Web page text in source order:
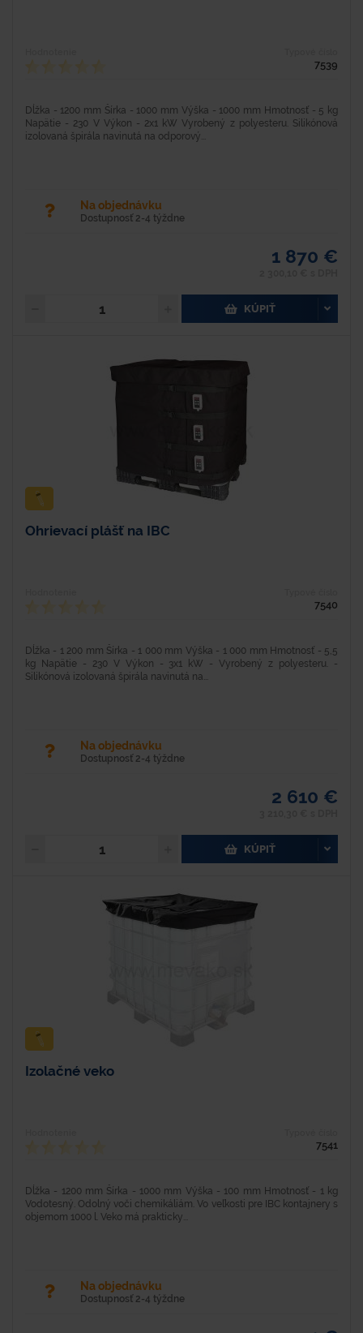
7539
Dĺžka - 1200 mm Šírka - 1000 mm Výška - 1000 mm Hmotnosť - 5 kg
Napätie - 230 V Výkon - 2x1 kW Vyrobený z polyesteru. Silikónová
izolovaná špirála navinutá na odporový...
Na objednávku
Dostupnosť 2-4 týždne
1 870 €
KÚPIŤ
Ohrievací plášť na IBC
7540
Dĺžka - 1 200 mm Šírka - 1 000 mm Výška - 1 000 mm Hmotnosť - 5,5
kg Napätie - 230 V Výkon - 3x1 kW - Vyrobený z polyesteru. -
Silikónová izolovaná špirála navinutá na...
Na objednávku
Dostupnosť 2-4 týždne
2 610 €
KÚPIŤ
Izolačné veko
7541
Dĺžka - 1200 mm Šírka - 1000 mm Výška - 100 mm Hmotnosť - 1 kg
Vodotesný. Odolný voči chemikáliám. Vo veľkosti pre IBC kontajnery s
objemom 1000 l. Veko má prakticky...
Na objednávku
Dostupnosť 2-4 týždne